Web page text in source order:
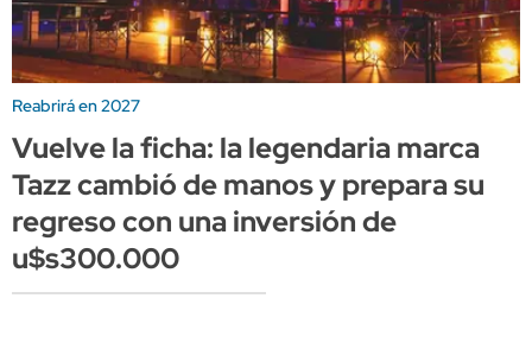
Reabrirá en 2027
Vuelve la ficha: la legendaria marca
Tazz cambió de manos y prepara su
regreso con una inversión de
u$s300.000